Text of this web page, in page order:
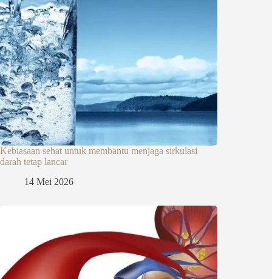
Kebiasaan sehat untuk membantu menjaga sirkulasi
darah tetap lancar
14 Mei 2026